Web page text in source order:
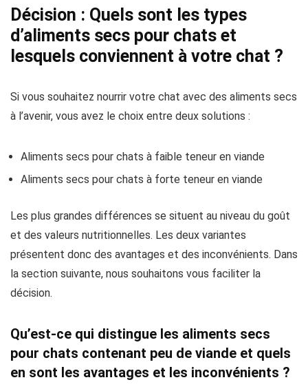
Décision : Quels sont les types
d’aliments secs pour chats et
lesquels conviennent à votre chat ?
Si vous souhaitez nourrir votre chat avec des aliments secs
à l’avenir, vous avez le choix entre deux solutions :
Aliments secs pour chats à faible teneur en viande
Aliments secs pour chats à forte teneur en viande
Les plus grandes différences se situent au niveau du goût
et des valeurs nutritionnelles. Les deux variantes
présentent donc des avantages et des inconvénients. Dans
la section suivante, nous souhaitons vous faciliter la
décision.
Qu’est-ce qui distingue les aliments secs
pour chats contenant peu de viande et quels
en sont les avantages et les inconvénients ?